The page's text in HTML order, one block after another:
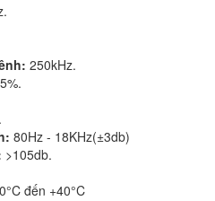
250kHz.
80Hz - 18KHz(±3db)
>105db.
đến +40°C